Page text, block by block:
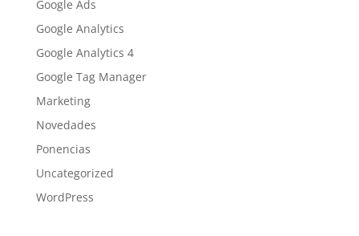
Google Ads
Google Analytics
Google Analytics 4
Google Tag Manager
Marketing
Novedades
Ponencias
Uncategorized
WordPress